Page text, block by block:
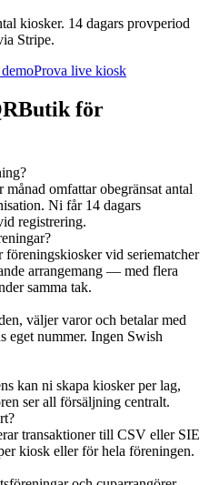
kiosker. 14 dagars provperiod
Stripe.
Prova live kiosk
för
omfattar obegränsat antal
Ni får 14 dagars
registrering.
föreningskiosker vid seriematcher
arrangemang — med flera
samma tak.
väljer varor och betalar med
eget nummer. Ingen Swish
kan ni skapa kiosker per lag,
ser all försäljning centralt.
transaktioner till CSV eller SIE
kiosk eller för hela föreningen.